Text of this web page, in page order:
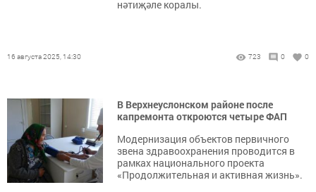
нәтиҗәле коралы.
16 августа 2025, 14:30 723 0 0
В Верхнеуслонском районе после
капремонта откроются четыре ФАП
Модернизация объектов первичного
звена здравоохранения проводится в
рамках национального проекта
«Продолжительная и активная жизнь».